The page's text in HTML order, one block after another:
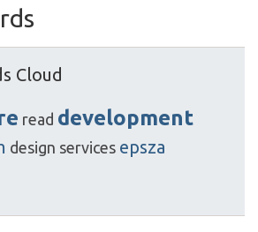
Cloud
read development
design services epsza